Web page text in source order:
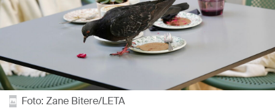
Foto: Zane Bitere/LETA